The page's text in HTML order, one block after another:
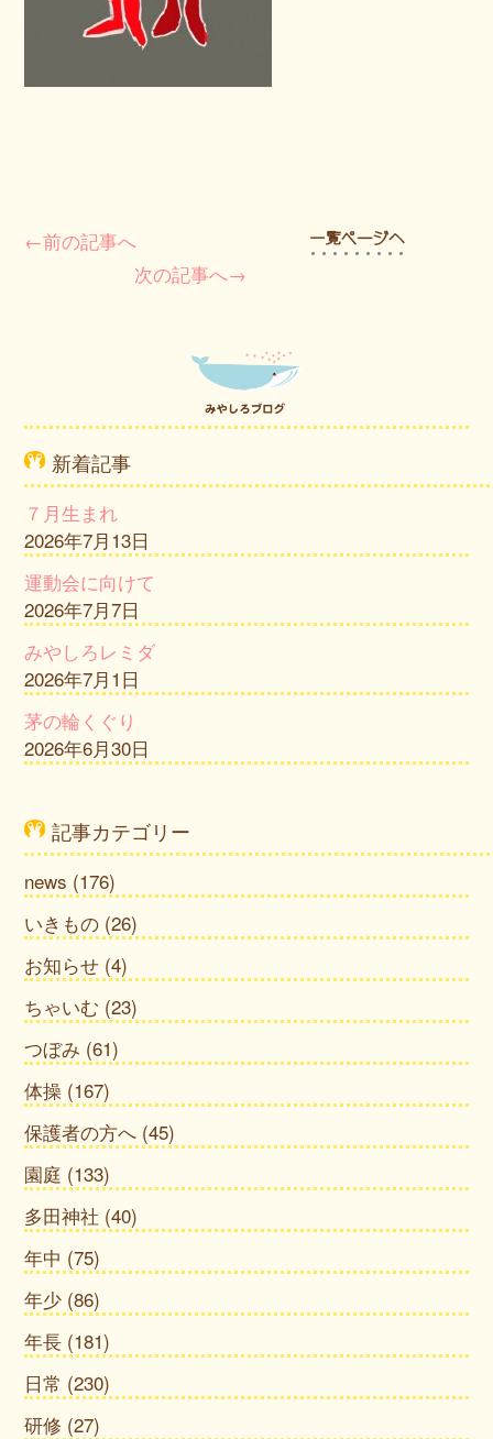
←前の記事へ
次の記事へ→
新着記事
７月生まれ
2026年7月13日
運動会に向けて
2026年7月7日
みやしろレミダ
2026年7月1日
茅の輪くぐり
2026年6月30日
記事カテゴリー
news (176)
いきもの (26)
お知らせ (4)
ちゃいむ (23)
つぼみ (61)
体操 (167)
保護者の方へ (45)
園庭 (133)
多田神社 (40)
年中 (75)
年少 (86)
年長 (181)
日常 (230)
研修 (27)